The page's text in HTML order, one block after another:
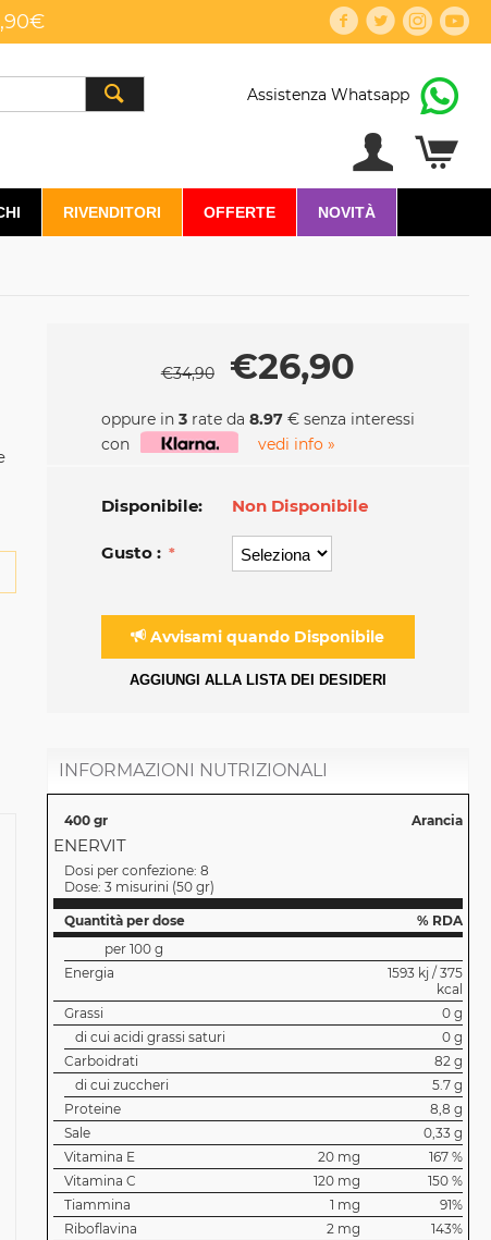
Assistenza Whatsapp
RIVENDITORI OFFERTE NOVITÀ
€34,90 €26,90
oppure in 3rate da 8.97€ senza interessi
con
vedi info »
Disponibile: Non Disponibile
Gusto :
Avvisami quando Disponibile
AGGIUNGI ALLA LISTA DEI DESIDERI
INFORMAZIONI NUTRIZIONALI
400 gr Arancia
ENERVIT
Dosi per confezione: 8
Dose: 3 misurini (50 gr)
Quantità per dose
% RDA
per 100 g
Energia
1593 kj / 375
kcal
Grassi
0 g
di cui acidi grassi saturi
0 g
Carboidrati
82 g
di cui zuccheri
5.7 g
Proteine
8,8 g
Sale
0,33 g
Vitamina E
20 mg
167 %
Vitamina C
120 mg
150 %
Tiammina
1 mg
91%
Riboflavina
2 mg
143%